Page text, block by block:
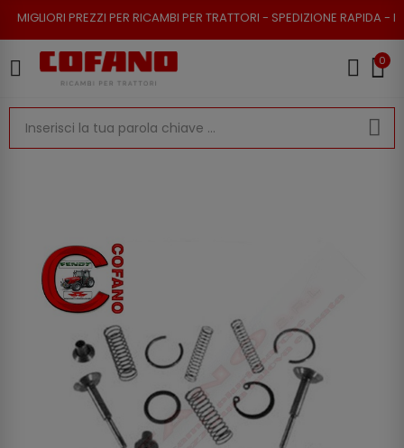
PER RICAMBI PER TRATTORI - SPEDIZIONE RAPIDA - RESO POSSIBILE
0